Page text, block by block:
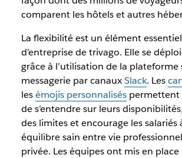
comparent les hôtels et autres
La flexibilité est un élément
d’entreprise de trivago. Elle se
grâce à l’utilisation de la plateforme
messagerie par canauxSlack. Les
lesémojis personnaliséspermettent
de s’entendre sur leurs
des limites et encourage les salariés
équilibre sain entre vie
privée. Les équipes ont mis en